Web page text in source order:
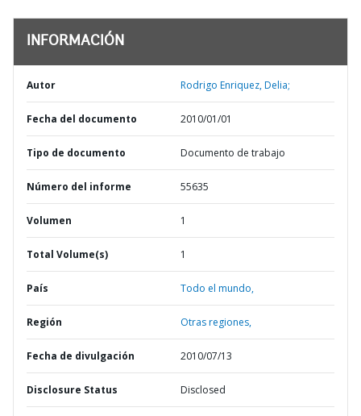
INFORMACIÓN
Autor Rodrigo Enriquez, Delia;
Fecha del documento 2010/01/01
Tipo de documento Documento de trabajo
Número del informe 55635
Volumen 1
Total Volume(s) 1
País Todo el mundo,
Región Otras regiones,
Fecha de divulgación 2010/07/13
Disclosure Status Disclosed